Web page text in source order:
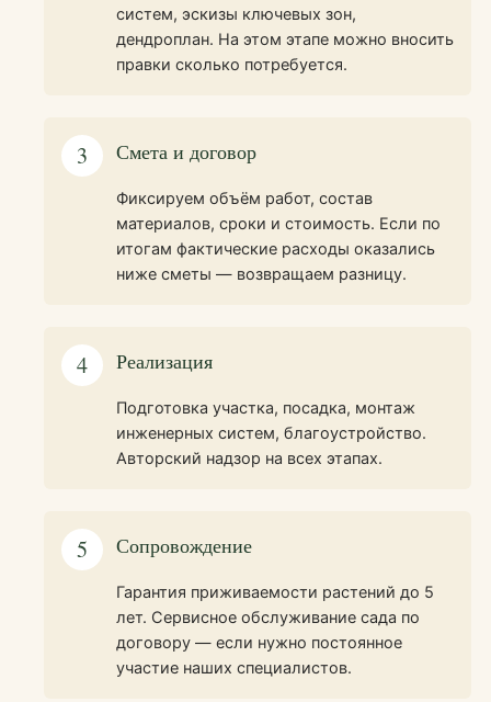
систем, эскизы ключевых зон,
дендроплан. На этом этапе можно вносить
правки сколько потребуется.
3 Смета и договор
Фиксируем объём работ, состав
материалов, сроки и стоимость. Если по
итогам фактические расходы оказались
ниже сметы — возвращаем разницу.
4 Реализация
Подготовка участка, посадка, монтаж
инженерных систем, благоустройство.
Авторский надзор на всех этапах.
5 Сопровождение
Гарантия приживаемости растений до 5
лет. Сервисное обслуживание сада по
договору — если нужно постоянное
участие наших специалистов.